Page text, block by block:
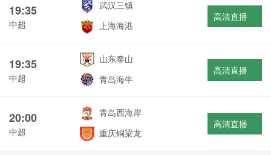
19:35
中超
武汉三镇
上海海港
高清直播
19:35
中超
山东泰山
青岛海牛
高清直播
20:00
中超
青岛西海岸
重庆铜梁龙
高清直播